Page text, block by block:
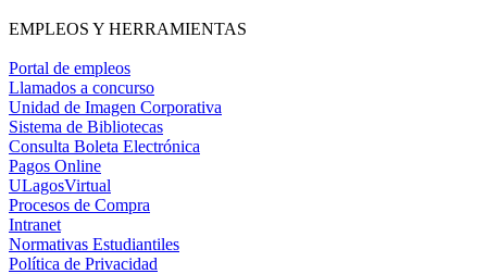
EMPLEOS Y HERRAMIENTAS
Portal de empleos
Llamados a concurso
Unidad de Imagen Corporativa
Sistema de Bibliotecas
Consulta Boleta Electrónica
Pagos Online
ULagosVirtual
Procesos de Compra
Intranet
Normativas Estudiantiles
Política de Privacidad